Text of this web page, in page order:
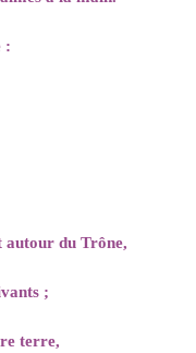
:
autour du Trône,
;
terre,